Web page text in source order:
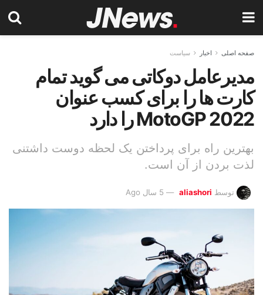
صفحه اصلی اخبار سیاست
مدیرعامل دوکاتی می گوید تمام
کارت ها را برای کسب عنوان
MotoGP 2022 را دارد
بهترین راه برای پرداختن یک لحظه دوست داشتنی
لذت بردن از آن است.
توسط aliashori 5 سال Ago